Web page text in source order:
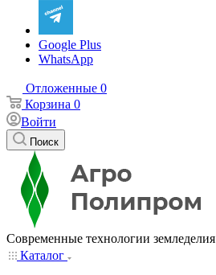
Google Plus
WhatsApp
Отложенные 0
Корзина 0
Войти
Поиск
Современные технологии земледелия
Каталог